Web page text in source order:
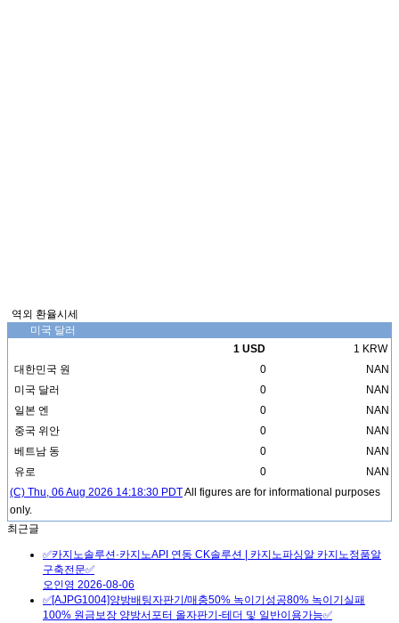
역외 환율시세
미국 달러
1 USD
1 KRW
대한민국 원
0
NAN
미국 달러
0
NAN
일본 엔
0
NAN
중국 위안
0
NAN
베트남 동
0
NAN
유로
0
NAN
(C) Thu, 06 Aug 2026 14:18:30 PDTAll figures are for informational purposes
only.
최근글
✅카지노솔루션·카지노API 연동 CK솔루션 | 카지노파싱알 카지노정품알
구축전문✅
오인영 2026-08-06
✅[AJPG1004]양방배팅자판기/매충50% 녹이기성공80% 녹이기실패
100% 원금보장 양방서포터 올자판기-테더 및 일반이용가능✅